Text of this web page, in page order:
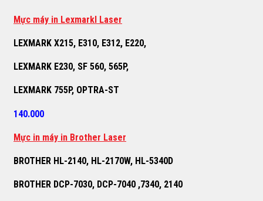
Mực máy in Lexmarkl Laser
LEXMARK X215, E310, E312, E220,
LEXMARK E230, SF 560, 565P,
LEXMARK 755P, OPTRA-ST
140.000
Mực in máy in Brother Laser
BROTHER HL-2140, HL-2170W, HL-5340D
BROTHER DCP-7030, DCP-7040 ,7340, 2140